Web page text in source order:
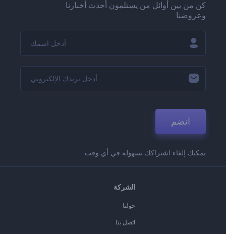
كن من بين أوائل من يستلمون أحدث أخبارنا
وعروضنا
انضم
يمكنك إلغاء اشتراكك بسهولة في أي وقت.
الشركة
حولنا
اتصل بنا